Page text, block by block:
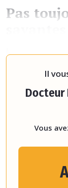
Pas
Il
Docteur
Vous